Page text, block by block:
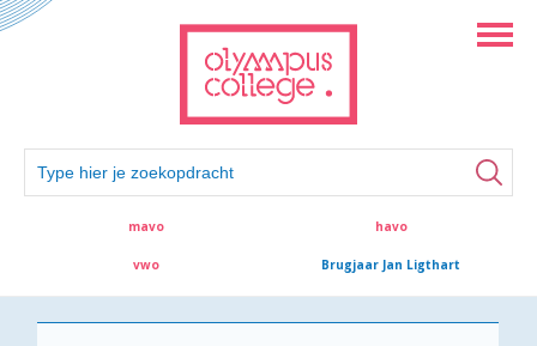
mavo havo
vwo Brugjaar Jan Ligthart